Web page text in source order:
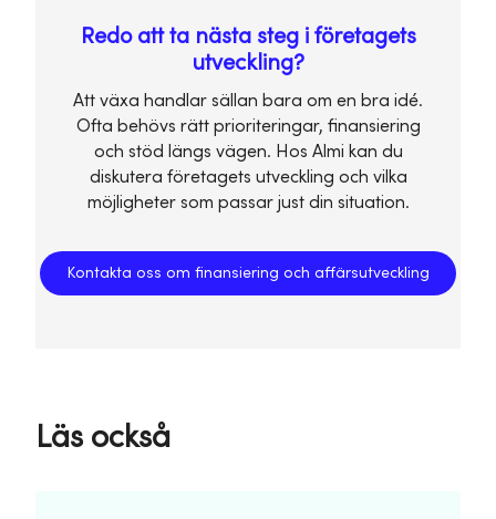
Redo att ta nästa steg i företagets
utveckling?
Att växa handlar sällan bara om en bra idé.
Ofta behövs rätt prioriteringar, finansiering
och stöd längs vägen. Hos Almi kan du
diskutera företagets utveckling och vilka
möjligheter som passar just din situation.
Kontakta oss om finansiering och affärsutveckling
Läs också